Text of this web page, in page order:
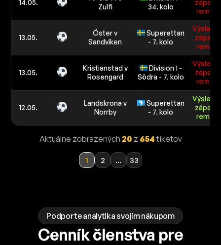
14.05.
Zulfi
34. kolo
zápasu:
remíza
13.05.
Öster v
Sandviken
Superettan
- 7. kolo
zápasu:
remíza
13.05.
Kristianstad v
Rosengard
Division 1 -
Södra - 7. kolo
zápasu:
remíza
12.05.
Landskrona v
Norrby
Superettan
- 7. kolo
zápasu:
remíza
Aktuálne zobrazených 20 z 654tiketov
1 2 ... 33
Podporte analytika svojím nákupom
Cenník členstva pre